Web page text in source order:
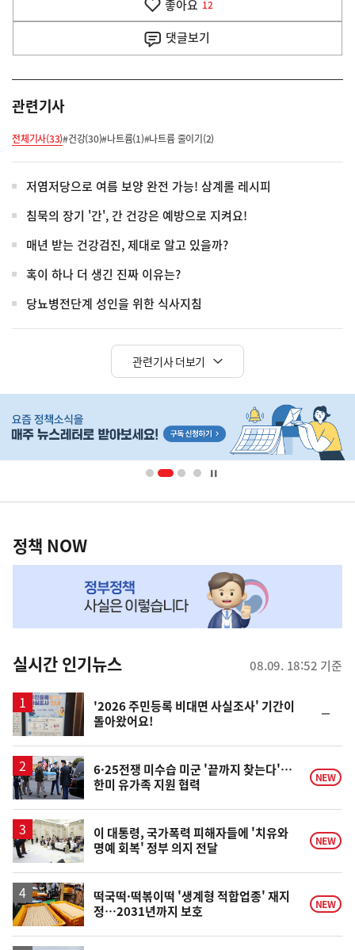
좋아요 12
댓글보기
관련기사
전체기사(33)#건강(30)#나트륨(1)#나트륨 줄이기(2)
저염저당으로 여름 보양 완전 가능! 삼계롤 레시피
침묵의 장기 '간', 간 건강은 예방으로 지켜요!
매년 받는 건강검진, 제대로 알고 있을까?
혹이 하나 더 생긴 진짜 이유는?
당뇨병전단계 성인을 위한 식사지침
관련기사 더보기
단
영
책
NOW,
뉴
스
정책 NOW
실시간 인기뉴스 08.09. 18:52 기준
'2026 주민등록 비대면 사실조사' 기간이
돌아왔어요!
일
6·25전쟁 미수습 미군 '끝까지 찾는다'…
한미 유가족 지원 협력
NEW
이 대통령, 국가폭력 피해자들에 '치유와
명예 회복' 정부 의지 전달
NEW
떡국떡·떡볶이떡 '생계형 적합업종' 재지
정…2031년까지 보호
NEW